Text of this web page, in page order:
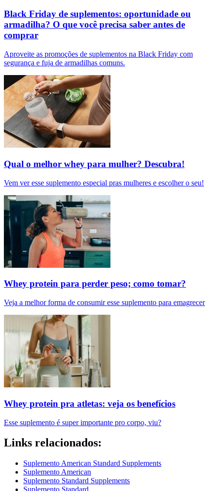
Black Friday de suplementos: oportunidade ou
armadilha? O que você precisa saber antes de
comprar
Aproveite as promoções de suplementos na Black Friday com
segurança e fuja de armadilhas comuns.
Qual o melhor whey para mulher? Descubra!
Vem ver esse suplemento especial pras mulheres e escolher o seu!
Whey protein para perder peso; como tomar?
Veja a melhor forma de consumir esse suplemento para emagrecer
Whey protein pra atletas: veja os benefícios
Esse suplemento é super importante pro corpo, viu?
Links relacionados:
Suplemento American Standard Supplements
Suplemento American
Suplemento Standard Supplements